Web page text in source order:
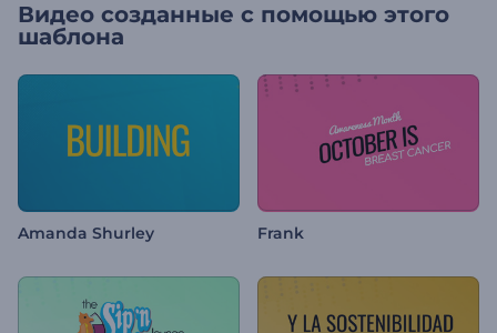
Видео созданные с помощью этого
шаблона
Amanda Shurley Frank